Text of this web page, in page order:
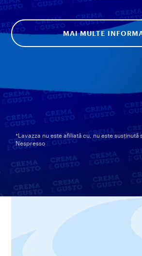
MAI MULTE
*Lavazza nu este afiliată cu, nu este susținută
Nespresso